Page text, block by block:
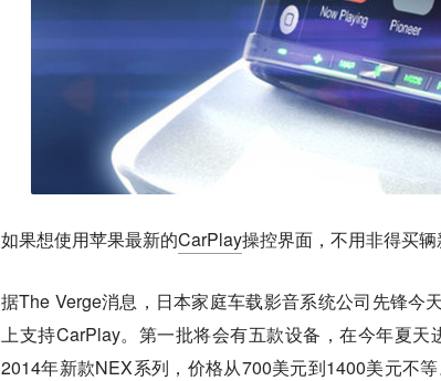
如果想使用苹果最新的CarPlay操控界面，不用非得买辆
据The Verge消息，日本家庭车载影音系统公司先锋今
上支持CarPlay。第一批将会有五款设备，在今年夏
2014年新款NEX系列，价格从700美元到1400美元不